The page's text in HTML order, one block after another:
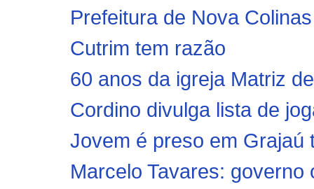
Prefeitura de Nova
Cutrim tem razão
60 anos da igreja Matriz
Cordino divulga lista de
Jovem é preso em Grajaú
Marcelo Tavares: